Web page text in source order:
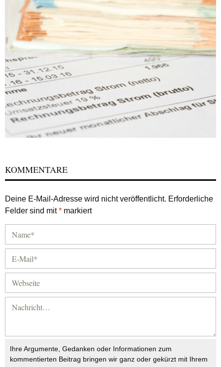
KOMMENTARE
Deine E-Mail-Adresse wird nicht veröffentlicht. Erforderliche
Felder sind mit* markiert
Ihre Argumente, Gedanken oder Informationen zum
kommentierten Beitrag bringen wir ganz oder gekürzt mit Ihrem